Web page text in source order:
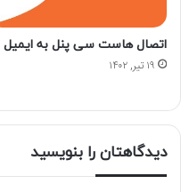
اتصال هاست سی پنل به ایمیل
۱۹ تیر, ۱۴۰۲
دیدگاهتان را بنویسید